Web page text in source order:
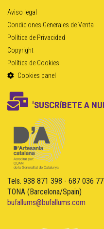
Aviso legal
Condiciones Generales de Venta
Política de Privacidad
Copyright
Política de Cookies
Cookies panel
'SUSCRíBETE A
Tels. 938 871 398 - 687 036
TONA (Barcelona/Spain)
bufallums@bufallums.com